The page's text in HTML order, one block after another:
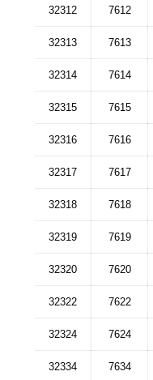
32312 7612
32313 7613
32314 7614
32315 7615
32316 7616
32317 7617
32318 7618
32319 7619
32320 7620
32322 7622
32324 7624
32334 7634